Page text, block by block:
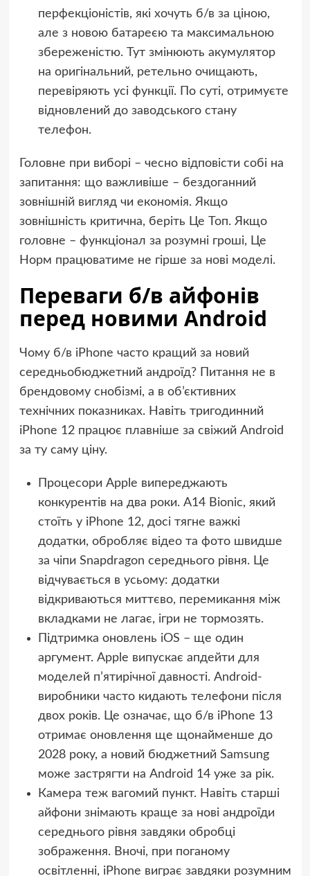
перфекціоністів, які хочуть б/в за ціною,
але з новою батареєю та максимальною
збереженістю. Тут змінюють акумулятор
на оригінальний, ретельно очищають,
перевіряють усі функції. По суті, отримуєте
відновлений до заводського стану
телефон.
Головне при виборі – чесно відповісти собі на
запитання: що важливіше – бездоганний
зовнішній вигляд чи економія. Якщо
зовнішність критична, беріть Це Топ. Якщо
головне – функціонал за розумні гроші, Це
Норм працюватиме не гірше за нові моделі.
Переваги б/в айфонів
перед новими Android
Чому б/в iPhone часто кращий за новий
середньобюджетний андроїд? Питання не в
брендовому снобізмі, а в об’єктивних
технічних показниках. Навіть тригодинний
iPhone 12 працює плавніше за свіжий Android
за ту саму ціну.
Процесори Apple випереджають
конкурентів на два роки. A14 Bionic, який
стоїть у iPhone 12, досі тягне важкі
додатки, обробляє відео та фото швидше
за чіпи Snapdragon середнього рівня. Це
відчувається в усьому: додатки
відкриваються миттєво, перемикання між
вкладками не лагає, ігри не тормозять.
Підтримка оновлень iOS – ще один
аргумент. Apple випускає апдейти для
моделей п’ятирічної давності. Android-
виробники часто кидають телефони після
двох років. Це означає, що б/в iPhone 13
отримає оновлення ще щонайменше до
2028 року, а новий бюджетний Samsung
може застрягти на Android 14 уже за рік.
Камера теж вагомий пункт. Навіть старші
айфони знімають краще за нові андроїди
середнього рівня завдяки обробці
зображення. Вночі, при поганому
освітленні, iPhone виграє завдяки розумним